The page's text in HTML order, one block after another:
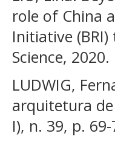
role of China
Initiative
Science,
LUDWIG,
arquitetura de
I), n. 39, p.